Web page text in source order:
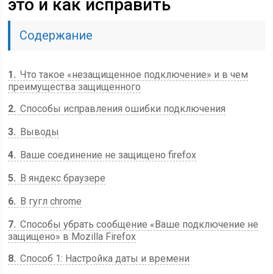
это и как исправить
Содержание
1
Что такое «незащищенное подключение» и в чем
преимущества защищенного
2 Способы исправления ошибки подключения
3
Выводы
4
Ваше соединение не защищено firefox
5
В яндекс браузере
6
В гугл chrome
7 Способы убрать сообщение «Ваше подключение не
защищено» в Mozilla Firefox
8 Способ 1: Настройка даты и времени